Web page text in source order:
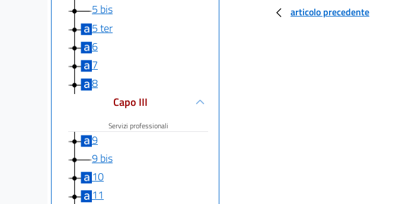
5 bis
5 ter
6
7
8
Capo III
Servizi professionali
9
9 bis
10
11
articolo precedente